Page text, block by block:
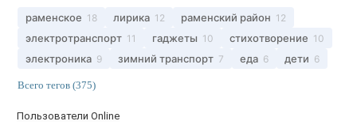
раменское 18 лирика 12 раменский район 12
электротранспорт 11 гаджеты 10 стихотворение 10
электроника 9 зимний транспорт 7 еда 6 дети 6
Всего тегов (375)
Пользователи Online